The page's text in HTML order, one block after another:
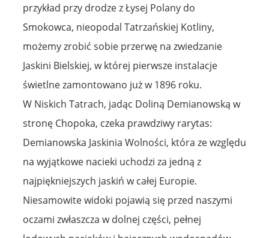
przykład przy drodze z Łysej Polany do
Smokowca, nieopodal Tatrzańskiej Kotliny,
możemy zrobić sobie przerwę na zwiedzanie
Jaskini Bielskiej, w której pierwsze instalacje
świetlne zamontowano już w 1896 roku.
W Niskich Tatrach, jadąc Doliną Demianowską w
stronę Chopoka, czeka prawdziwy rarytas:
Demianowska Jaskinia Wolności, która ze względu
na wyjątkowe nacieki uchodzi za jedną z
najpiękniejszych jaskiń w całej Europie.
Niesamowite widoki pojawią się przed naszymi
oczami zwłaszcza w dolnej części, pełnej